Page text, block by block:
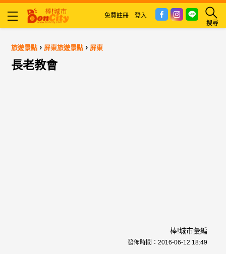
搜尋
免費註冊 登入
旅遊景點 › 屏東旅遊景點 › 屏東
長老教會
棒!城市彙編
發佈時間： 2016-06-12 18:49